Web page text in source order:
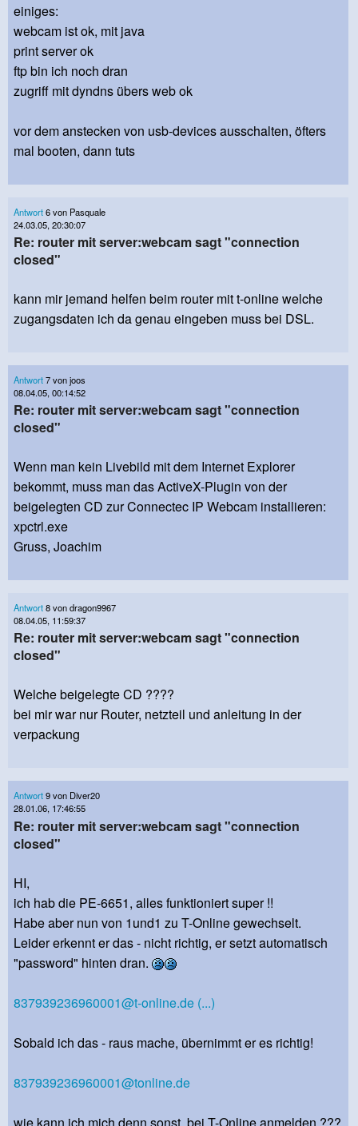
einiges:
webcam ist ok, mit java
print server ok
ftp bin ich noch dran
zugriff mit dyndns übers web ok
vor dem anstecken von usb-devices ausschalten, öfters
mal booten, dann tuts
Antwort6 von Pasquale
24.03.05, 20:30:07
Re: router mit server:webcam sagt "connection
closed"
kann mir jemand helfen beim router mit t-online welche
zugangsdaten ich da genau eingeben muss bei DSL.
Antwort7 von joos
08.04.05, 00:14:52
Re: router mit server:webcam sagt "connection
closed"
Wenn man kein Livebild mit dem Internet Explorer
bekommt, muss man das ActiveX-Plugin von der
beigelegten CD zur Connectec IP Webcam installieren:
xpctrl.exe
Gruss, Joachim
Antwort8 von dragon9967
08.04.05, 11:59:37
Re: router mit server:webcam sagt "connection
closed"
Welche beigelegte CD ????
bei mir war nur Router, netzteil und anleitung in der
verpackung
Antwort9 von Diver20
28.01.06, 17:46:55
Re: router mit server:webcam sagt "connection
closed"
HI,
ich hab die PE-6651, alles funktioniert super !!
Habe aber nun von 1und1 zu T-Online gewechselt.
Leider erkennt er das - nicht richtig, er setzt automatisch
"password" hinten dran.
837939236960001@t-online.de (...)
Sobald ich das - raus mache, übernimmt er es richtig!
837939236960001@tonline.de
wie kann ich mich denn sonst, bei T-Online anmelden ???